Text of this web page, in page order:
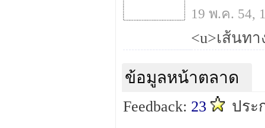
19 พ.ค. 54,
ข้อมูลหน้าตลาด
Feedback: 23 ประ